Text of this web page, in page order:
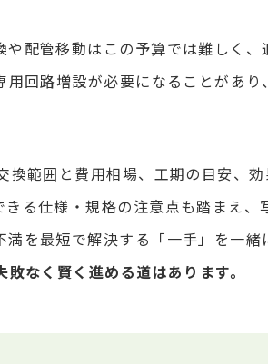
配管移動はこの予算では難しく
回路増設が必要になることがあ
範囲と費用相場、工期の目安、
る仕様・規格の注意点も踏まえ
を最短で解決する「一手」を一
なく賢く進める道はあります。